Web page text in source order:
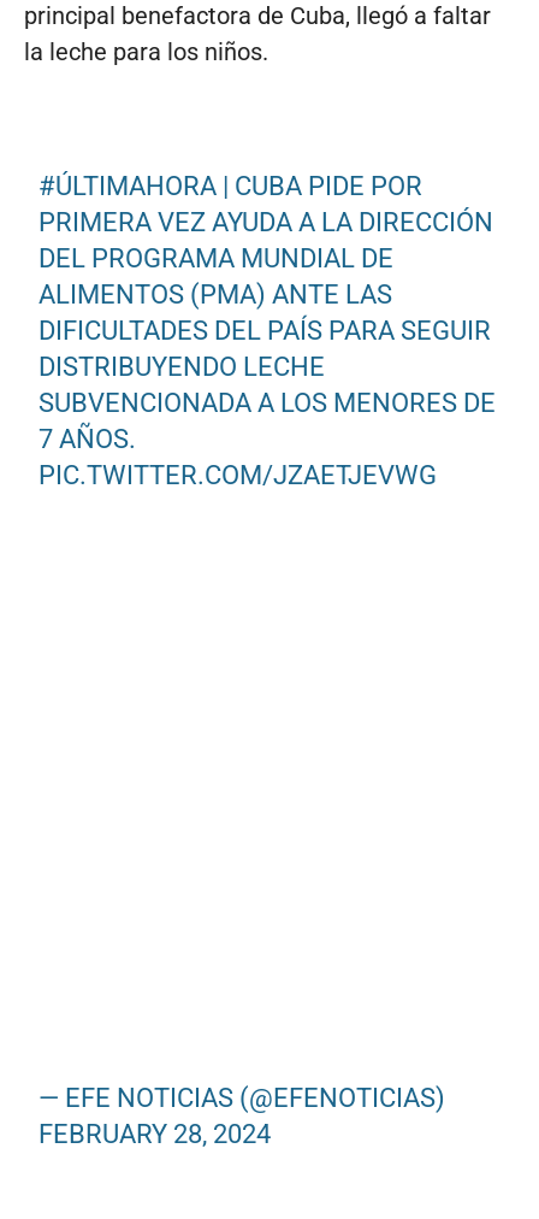
principal benefactora de Cuba, llegó a faltar
la leche para los niños.
#ÚLTIMAHORA | CUBA PIDE POR
PRIMERA VEZ AYUDA A LA DIRECCIÓN
DEL PROGRAMA MUNDIAL DE
ALIMENTOS (PMA) ANTE LAS
DIFICULTADES DEL PAÍS PARA SEGUIR
DISTRIBUYENDO LECHE
SUBVENCIONADA A LOS MENORES DE
7 AÑOS.
PIC.TWITTER.COM/JZAETJEVWG
— EFE NOTICIAS (@EFENOTICIAS)
FEBRUARY 28, 2024